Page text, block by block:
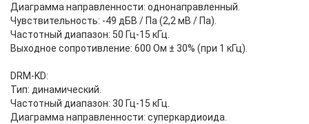
Диаграмма направленности: однонаправленный.
Чувствительность: -49 дБВ / Па (2,2 мВ / Па).
Частотный диапазон: 50 Гц-15 кГц.
Выходное сопротивление: 600 Ом ± 30% (при 1 кГц).
DRM-KD:
Тип: динамический.
Частотный диапазон: 30 Гц-15 кГц.
Диаграмма направленности: суперкардиоида.